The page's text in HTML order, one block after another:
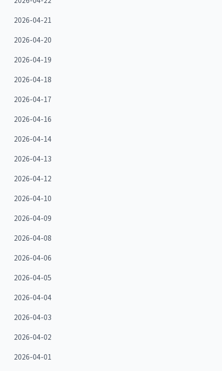
2026-04-21
2026-04-20
2026-04-19
2026-04-18
2026-04-17
2026-04-16
2026-04-14
2026-04-13
2026-04-12
2026-04-10
2026-04-09
2026-04-08
2026-04-06
2026-04-05
2026-04-04
2026-04-03
2026-04-02
2026-04-01